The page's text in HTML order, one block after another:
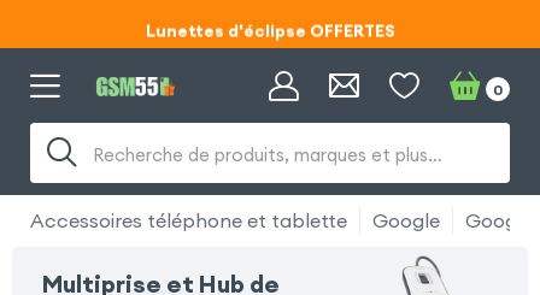
Lunettes d'éclipse OFFERTES
Code ECLIPSE55
Code ECLIPSE55
Recherche de produits, marques et plus…
0
Accessoires téléphone et tablette Google Google
Multiprise et Hub de